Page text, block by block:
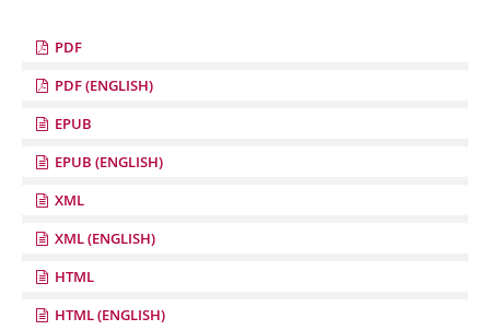
PDF
PDF (ENGLISH)
EPUB
EPUB (ENGLISH)
XML
XML (ENGLISH)
HTML
HTML (ENGLISH)